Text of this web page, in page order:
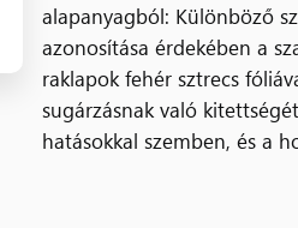
alapanyagból: Különböző
azonosítása érdekében a
raklapok fehér sztrecs
sugárzásnak való
hatásokkal szemben, és a